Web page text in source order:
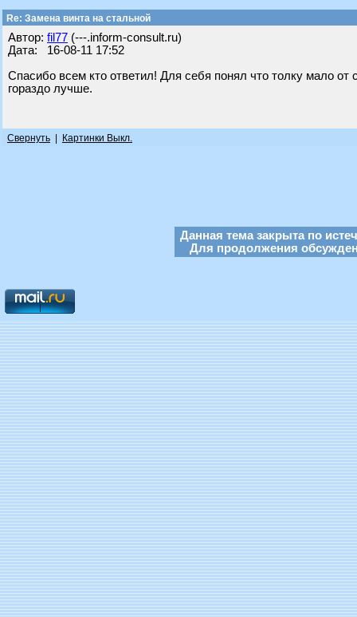
Re: Замена винта на стальной
Автор: fil77 (---.inform-consult.ru)
Дата: 16-08-11 17:52
Спасибо всем кто ответил! Для себя понял что толку мало
гораздо лучше.
Свернуть Картинки Выкл.
Данная тема закрыта по
Для продолжения